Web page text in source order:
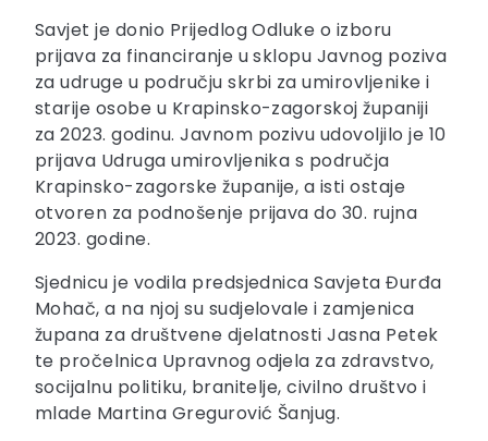
Savjet je donio Prijedlog Odluke o izboru
prijava za financiranje u sklopu Javnog poziva
za udruge u području skrbi za umirovljenike i
starije osobe u Krapinsko-zagorskoj županiji
za 2023. godinu. Javnom pozivu udovoljilo je 10
prijava Udruga umirovljenika s područja
Krapinsko-zagorske županije, a isti ostaje
otvoren za podnošenje prijava do 30. rujna
2023. godine.
Sjednicu je vodila predsjednica Savjeta Đurđa
Mohač, a na njoj su sudjelovale i zamjenica
župana za društvene djelatnosti Jasna Petek
te pročelnica Upravnog odjela za zdravstvo,
socijalnu politiku, branitelje, civilno društvo i
mlade Martina Gregurović Šanjug.